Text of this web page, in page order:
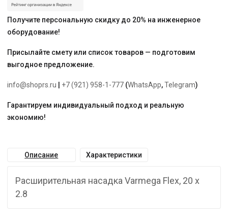
Получите персональную скидку до 20% на инженерное
оборудование!
Присылайте смету или список товаров — подготовим
выгодное предложение.
info@shoprs.ru +7 (921) 958-1-777 (WhatsApp,Telegram)
Гарантируем индивидуальный подход и реальную
экономию!
Описание Характеристики
Расширительная насадка Varmega Flex, 20 x
2.8